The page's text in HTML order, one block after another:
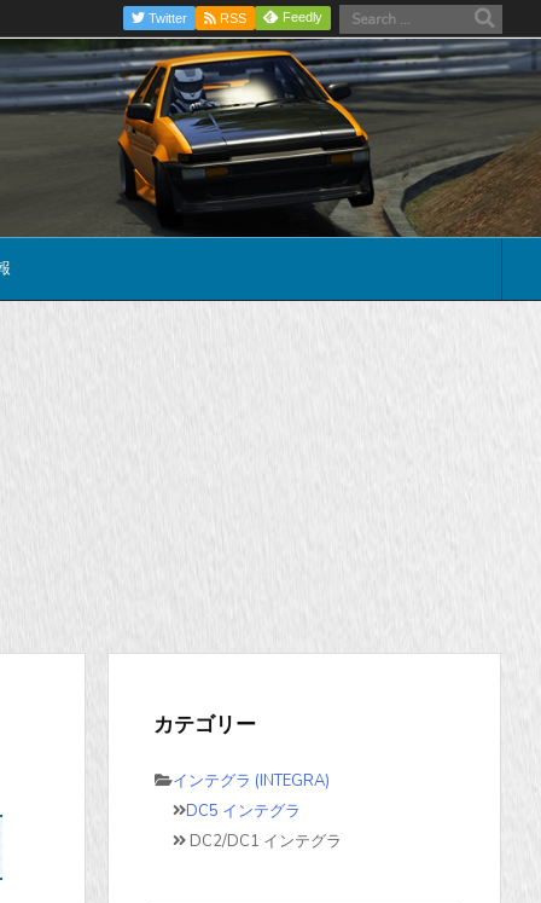
Twitter RSS Feedly
カテゴリー
インテグラ (INTEGRA)
DC5 インテグラ
DC2/DC1 インテグラ